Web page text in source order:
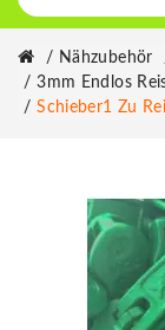
Nähzubehör
3mm Endlos
Schieber1 Zu